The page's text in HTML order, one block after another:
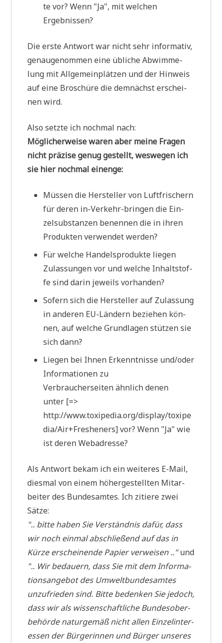
te vor? Wenn "Ja", mit wel­chen
Ergebnissen?
Die erste Ant­wort war nicht sehr infor­ma­tiv,
genau­ge­nom­men eine übli­che Abwim­me­
lung mit All­ge­mein­plät­zen und der Hin­weis
auf eine Bro­schü­re die dem­nächst erschei­
nen wird.
Also setz­te ich noch­mal nach:
Mög­li­cher­wei­se waren aber mei­ne Fra­gen
nicht prä­zi­se genug gestellt, wes­we­gen ich
sie hier noch­mal einenge:
Müs­sen die Her­stel­ler von Luft­fri­schern
für deren in-Ver­kehr-brin­gen die Ein­
zel­sub­stan­zen benen­nen die in ihren
Pro­duk­ten ver­wen­det werden?
Für wel­che Han­dels­pro­duk­te lie­gen
Zulas­sun­gen vor und wel­che Inhalt­stof­
fe sind dar­in jeweils vorhanden?
Sofern sich die Her­stel­ler auf Zulas­sung
in ande­ren EU-Län­dern bezie­hen kön­
nen, auf wel­che Grund­la­gen stüt­zen sie
sich dann?
Lie­gen bei Ihnen Erkennt­nis­se und/oder
Infor­ma­tio­nen zu
Ver­brau­cher­sei­ten ähn­lich denen
unter [=>
http://www.toxipedia.org/display/toxipe
dia/Air+Fresheners] vor? Wenn "Ja" wie
ist deren Webadresse?
Als Ant­wort bekam ich ein wei­te­res E-Mail,
dies­mal von einem höher­ge­stell­ten Mit­ar­
bei­ter des Bun­des­am­tes. Ich zitie­re zwei
Sätze:
".. bit­te haben Sie Ver­ständ­nis dafür, dass
wir noch ein­mal abschlie­ßend auf das in
Kür­ze erschei­nen­de Papier ver­wei­sen .."und
".. Wir bedau­ern, dass Sie mit dem Infor­ma­
ti­ons­an­ge­bot des Umwelt­bun­des­am­tes
unzu­frie­den sind. Bit­te beden­ken Sie jedoch,
dass wir als wis­sen­schaft­li­che Bun­des­ober­
be­hör­de natur­ge­mäß nicht allen Ein­zel­in­ter­
es­sen der Bür­ge­rin­nen und Bür­ger unse­res